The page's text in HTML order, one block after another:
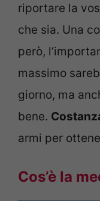
riportare la
che sia. Una
però,
massimo
giorno, ma
bene.
armi per
Cos’è la